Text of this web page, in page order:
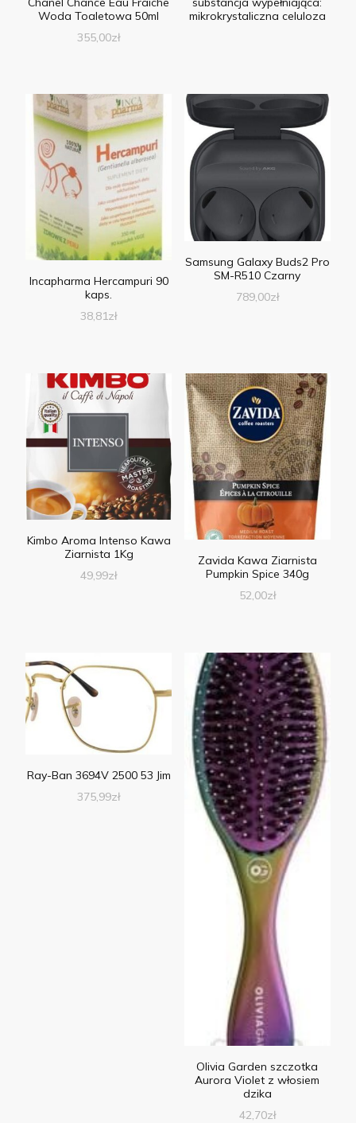
Woda Toaletowa 50ml
355,00zł
mikrokrystaliczna celuloza
Incapharma Hercampuri 90
kaps.
38,81zł
Samsung Galaxy Buds2 Pro
SM-R510 Czarny
789,00zł
Kimbo Aroma Intenso Kawa
Ziarnista 1Kg
49,99zł
Zavida Kawa Ziarnista
Pumpkin Spice 340g
52,00zł
Ray-Ban 3694V 2500 53 Jim
375,99zł
Olivia Garden szczotka
Aurora Violet z włosiem
dzika
42,70zł